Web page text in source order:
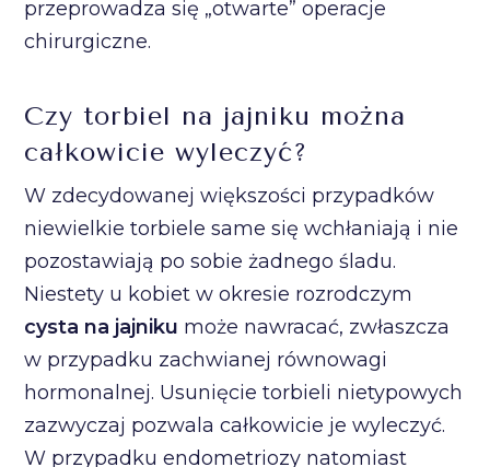
przeprowadza się „otwarte” operacje
chirurgiczne.
Czy torbiel na jajniku można
całkowicie wyleczyć?
W zdecydowanej większości przypadków
niewielkie torbiele same się wchłaniają i nie
pozostawiają po sobie żadnego śladu.
Niestety u kobiet w okresie rozrodczym
cysta na jajniku może nawracać, zwłaszcza
w przypadku zachwianej równowagi
hormonalnej. Usunięcie torbieli nietypowych
zazwyczaj pozwala całkowicie je wyleczyć.
W przypadku endometriozy natomiast